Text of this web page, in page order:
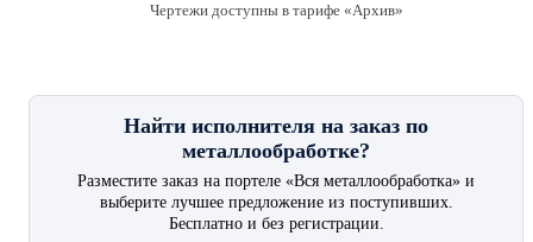
Чертежи доступны в тарифе «Архив»
Найти исполнителя на заказ по
металлообработке?
Разместите заказ на портеле «Вся металлообработка» и
выберите лучшее предложение из поступивших.
Бесплатно и без регистрации.